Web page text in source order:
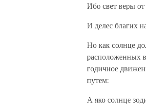
Ибо свет веры от
И делес благих
Но как солнце
расположенных
годичное
путем:
А яко солнце